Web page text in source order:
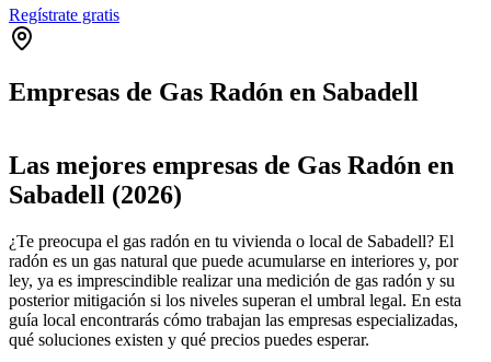
Regístrate gratis
Empresas de Gas Radón en Sabadell
+
−
Las mejores empresas de Gas Radón en
Sabadell (2026)
¿Te preocupa el gas radón en tu vivienda o local de Sabadell? El
radón es un gas natural que puede acumularse en interiores y, por
ley, ya es imprescindible realizar una medición de gas radón y su
posterior mitigación si los niveles superan el umbral legal. En esta
guía local encontrarás cómo trabajan las empresas especializadas,
qué soluciones existen y qué precios puedes esperar.